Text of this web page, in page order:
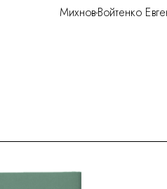
Михнов-Войтенко